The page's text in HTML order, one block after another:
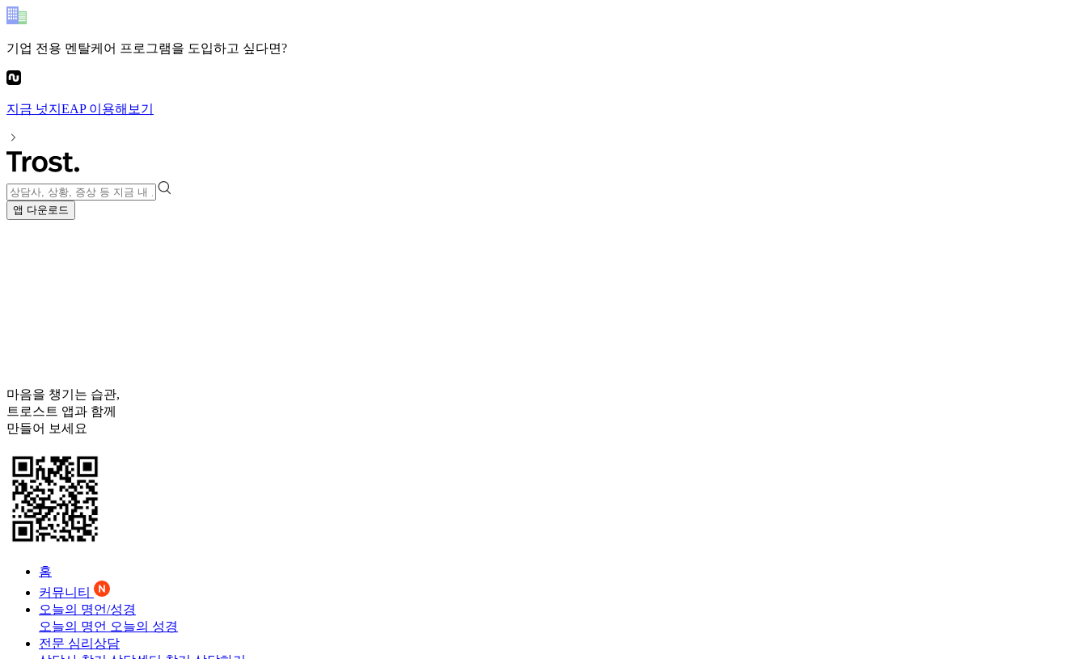
기업 전용 멘탈케어 프로그램을 도입하고 싶다면?
지금 넛지EAP이용해보기
앱 다운로드
마음을 챙기는 습관,
트로스트 앱과 함께
만들어 보세요
홈
커뮤니티
오늘의 명언/성경
오늘의 명언 오늘의 성경
전문 심리상담